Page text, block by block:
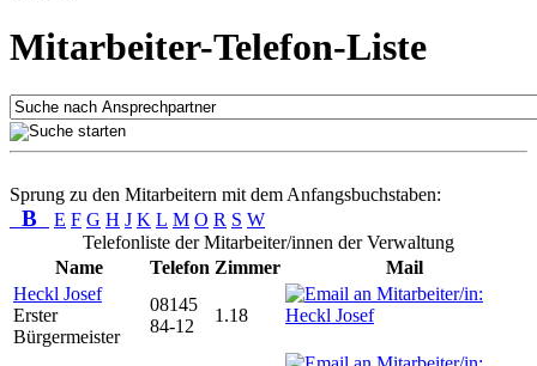
Mitarbeiter-Telefon-Liste
Sprung zu den Mitarbeitern mit dem Anfangsbuchstaben:
B E F G H J K L M O R S W
Telefonliste der Mitarbeiter/innen der Verwaltung
Name
Telefon Zimmer
Mail
Heckl Josef
Erster
Bürgermeister
08145
84-12
1.18